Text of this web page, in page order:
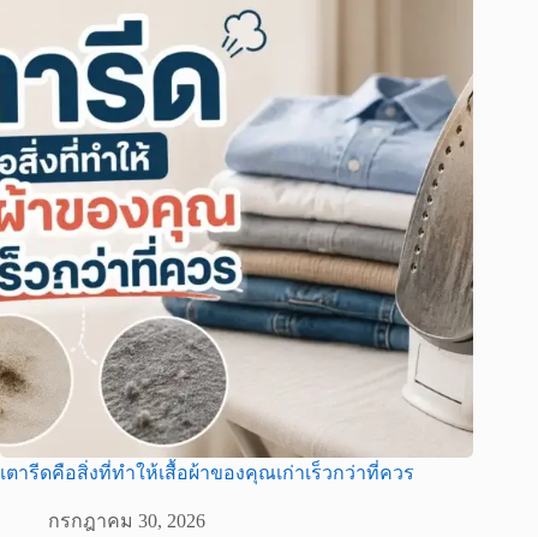
เตารีดคือสิ่งที่ทำให้เสื้อผ้าของคุณเก่าเร็วกว่าที่ควร
กรกฎาคม 30, 2026